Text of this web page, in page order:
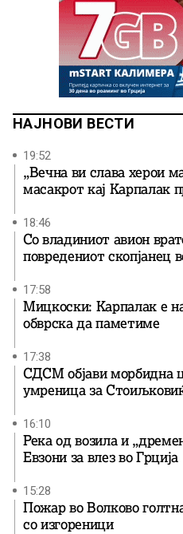
НАЈНОВИ ВЕСТИ
19:52
„Вечна ви слава херои
масакрот кај Карпалак
18:46
Со владиниот авион
повредениот скопјанец
17:58
Мицкоски: Карпалак е
обврска да паметиме
17:38
СДСМ објави морбидна
умреница за
16:10
Река од возила и
Евзони за влез во Грција
15:28
Пожар во Волково
со изгореници